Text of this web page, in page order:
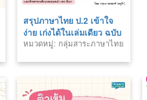
สรุปภาษาไทย ป.2 เข้าใจ
ง่าย เก่งได้ในเล่มเดียว ฉบับ
สมบูรณ์
หมวดหมู่: กลุ่มสาระภาษาไทย